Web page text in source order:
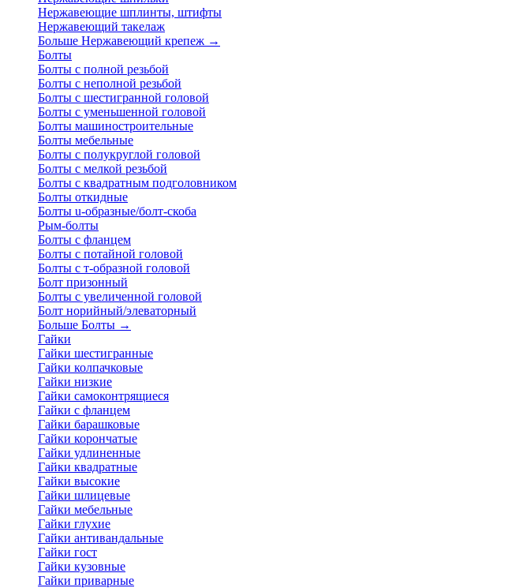
Нержавеющие шплинты, штифты
Нержавеющий такелаж
Больше Нержавеющий крепеж →
Болты
Болты с полной резьбой
Болты с неполной резьбой
Болты с шестигранной головой
Болты с уменьшенной головой
Болты машиностроительные
Болты мебельные
Болты с полукруглой головой
Болты с мелкой резьбой
Болты с квадратным подголовником
Болты откидные
Болты u-образные/болт-скоба
Рым-болты
Болты с фланцем
Болты с потайной головой
Болты с т-образной головой
Болт призонный
Болты с увеличенной головой
Болт норийный/элеваторный
Больше Болты →
Гайки
Гайки шестигранные
Гайки колпачковые
Гайки низкие
Гайки самоконтрящиеся
Гайки с фланцем
Гайки барашковые
Гайки корончатые
Гайки удлиненные
Гайки квадратные
Гайки высокие
Гайки шлицевые
Гайки мебельные
Гайки глухие
Гайки антивандальные
Гайки гост
Гайки кузовные
Гайки приварные